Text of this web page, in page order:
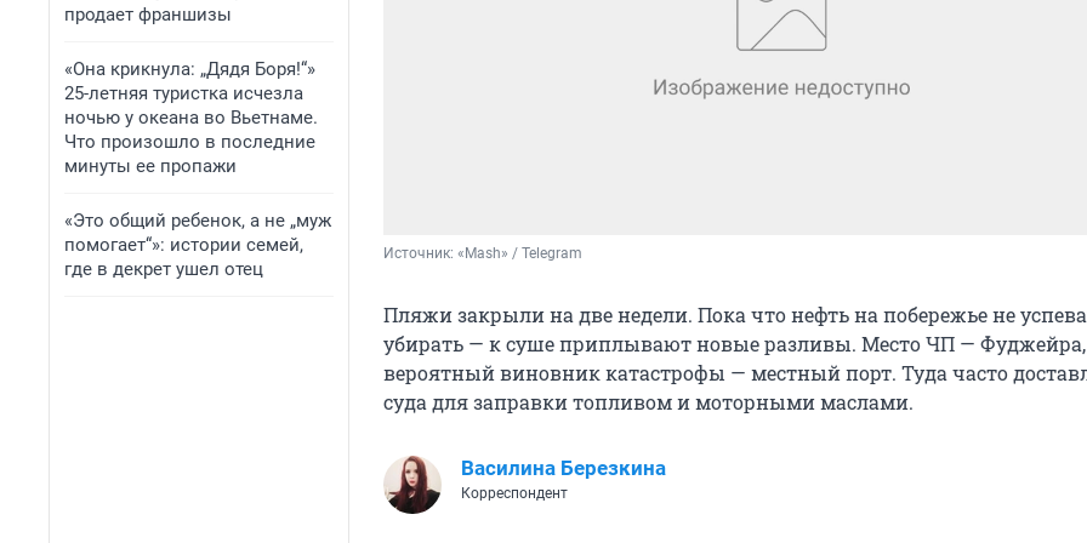
продает франшизы
«Она крикнула: „Дядя Боря!“»
25-летняя туристка исчезла
ночью у океана во Вьетнаме.
Что произошло в последние
минуты ее пропажи
«Это общий ребенок, а не „муж
помогает“»: истории семей,
где в декрет ушел отец
Источник: «Mash» / Telegram
Пляжи закрыли на две недели. Пока что нефть на побережье не
убирать — к суше приплывают новые разливы. Место ЧП — Фуджейра,
вероятный виновник катастрофы — местный порт. Туда часто
суда для заправки топливом и моторными маслами.
Василина Березкина
Корреспондент